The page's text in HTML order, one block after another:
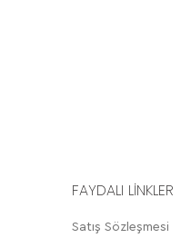
FAYDALI LİNKLER
Satış Sözleşmesi